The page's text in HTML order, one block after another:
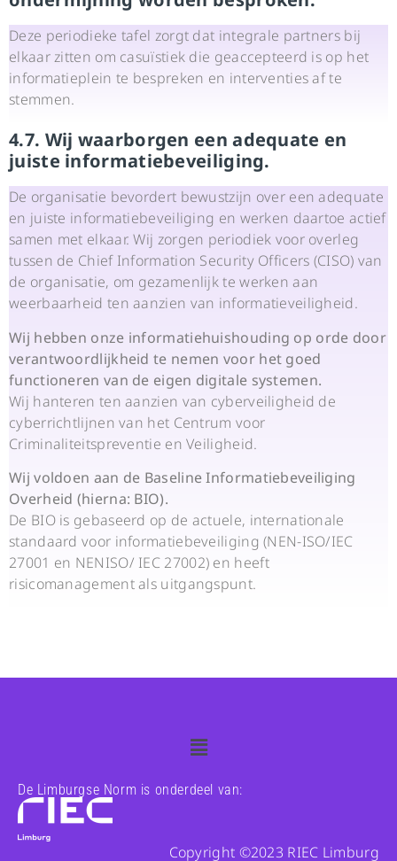
Deze periodieke tafel zorgt dat integrale partners bij
elkaar zitten om casuïstiek die geaccepteerd is op het
informatieplein te bespreken en interventies af te
stemmen.
4.7. Wij waarborgen een adequate en
juiste informatiebeveiliging.
De organisatie bevordert bewustzijn over een adequate
en juiste informatiebeveiliging en werken daartoe actief
samen met elkaar. Wij zorgen periodiek voor overleg
tussen de Chief Information Security Officers (CISO) van
de organisatie, om gezamenlijk te werken aan
weerbaarheid ten aanzien van informatieveiligheid.
Wij hebben onze informatiehuishouding op orde door
verantwoordlijkheid te nemen voor het goed
functioneren van de eigen digitale systemen.
Wij hanteren ten aanzien van cyberveiligheid de
cyberrichtlijnen van het Centrum voor
Criminaliteitspreventie en Veiligheid.
Wij voldoen aan de Baseline Informatiebeveiliging
Overheid (hierna: BIO).
De BIO is gebaseerd op de actuele, internationale
standaard voor informatiebeveiliging (NEN-ISO/IEC
27001 en NENISO/ IEC 27002) en heeft
risicomanagement als uitgangspunt.
De Limburgse Norm is onderdeel van:
Copyright ©2023 RIEC Limburg